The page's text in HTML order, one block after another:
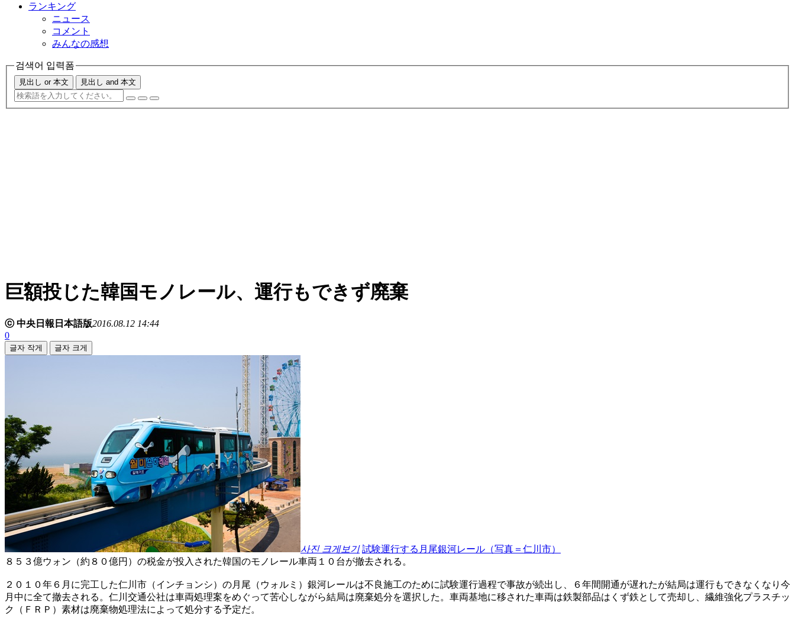
ランキング
ニュース
コメント
みんなの感想
검색어 입력폼
見出し or 本文 見出し and 本文
巨額投じた韓国モノレール、運行もできず廃棄
ⓒ 中央日報日本語版2016.08.12 14:44
0
글자 작게 글자 크게
사진 크게보기 試験運行する月尾銀河レール（写真＝仁川市）
８５３億ウォン（約８０億円）の税金が投入された韓国のモノレール車両１０台が撤去される。
２０１０年６月に完工した仁川市（インチョンシ）の月尾（ウォルミ）銀河レールは不良施工のために試験運行過程で事故が続出し、６年間開通が遅れたが結局は運行もできなくなり今
月中に全て撤去される。仁川交通公社は車両処理案をめぐって苦心しながら結局は廃棄処分を選択した。車両基地に移された車両は鉄製部品はくず鉄として売却し、繊維強化プラスチッ
ク（ＦＲＰ）素材は廃棄物処理法によって処分する予定だ。